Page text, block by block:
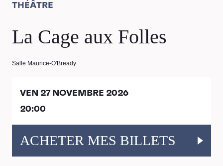
THÉÂTRE
La Cage aux Folles
Salle Maurice-O'Bready
VEN 27 NOVEMBRE 2026
20:00
ACHETER MES BILLETS